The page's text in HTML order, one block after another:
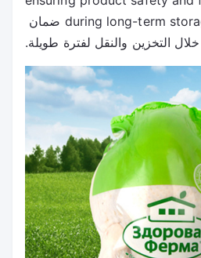
التخزين والنقل لفترة طويلة.